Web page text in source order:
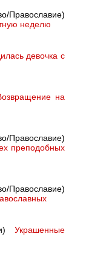
Православие)
неделю
девочка с
на
Православие)
преподобных
Православие)
Украшенные